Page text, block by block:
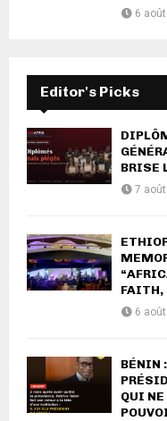
6
Editor's Picks
BRISE
7
FAITH,
6
BÉNIN
QUI